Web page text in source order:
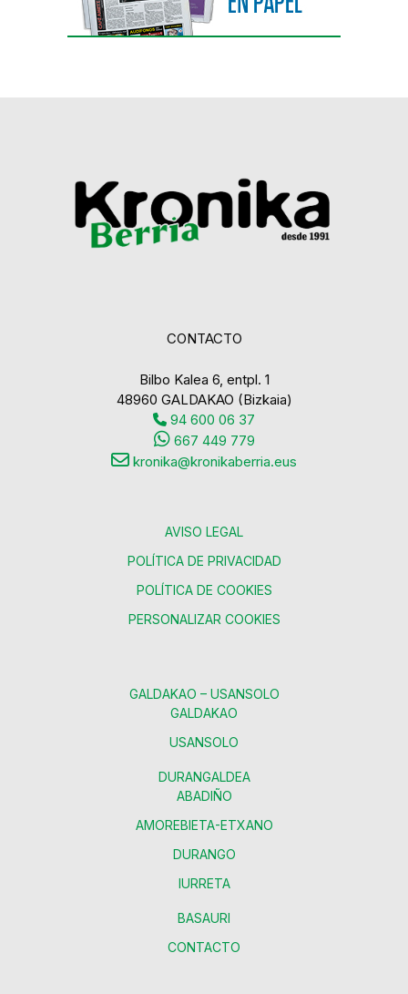
CONTACTO
Bilbo Kalea 6, entpl. 1
48960 GALDAKAO (Bizkaia)
94 600 06 37
667 449 779
kronika@kronikaberria.eus
AVISO LEGAL
POLÍTICA DE PRIVACIDAD
POLÍTICA DE COOKIES
PERSONALIZAR COOKIES
GALDAKAO – USANSOLO
GALDAKAO
USANSOLO
DURANGALDEA
ABADIÑO
AMOREBIETA-ETXANO
DURANGO
IURRETA
BASAURI
CONTACTO